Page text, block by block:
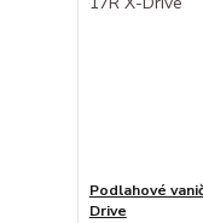
Podlahové
Drive